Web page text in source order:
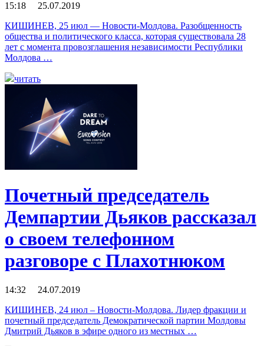
15:18 25.07.2019
КИШИНЕВ, 25 июл — Новости-Молдова. Разобщенность
общества и политического класса, которая существовала 28
лет с момента провозглашения независимости Республики
Молдова …
читать
Почетный председатель
Демпартии Дьяков рассказал
о своем телефонном
разговоре с Плахотнюком
14:32 24.07.2019
КИШИНЕВ, 24 июл – Новости-Молдова. Лидер фракции и
почетный председатель Демократической партии Молдовы
Дмитрий Дьяков в эфире одного из местных …